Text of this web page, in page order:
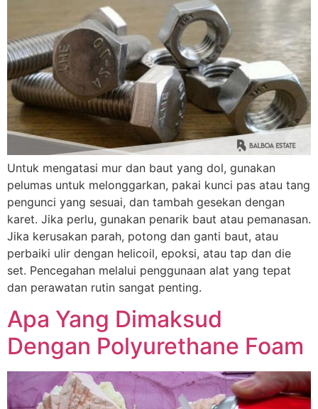
Untuk mengatasi mur dan baut yang dol, gunakan
pelumas untuk melonggarkan, pakai kunci pas atau tang
pengunci yang sesuai, dan tambah gesekan dengan
karet. Jika perlu, gunakan penarik baut atau pemanasan.
Jika kerusakan parah, potong dan ganti baut, atau
perbaiki ulir dengan helicoil, epoksi, atau tap dan die
set. Pencegahan melalui penggunaan alat yang tepat
dan perawatan rutin sangat penting.
Apa Yang Dimaksud
Dengan Polyurethane Foam